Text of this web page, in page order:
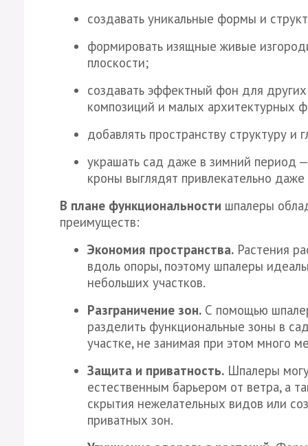
создавать уникальные формы и
формировать изящные живые
плоскости;
создавать эффектный фон для
композиций и малых архитектурных
добавлять пространству структуру и
украшать сад даже в зимний период
кроны выглядят привлекательно даже
В плане функциональности шпалеры
преимуществ:
Экономия пространства. Растения
вдоль опоры, поэтому шпалеры
небольших участков.
Разграничение зон. С помощью
разделить функциональные зоны в
участке, не занимая при этом много
Защита и приватность. Шпалеры
естественным барьером от ветра, а
скрытия нежелательных видов или
приватных зон.